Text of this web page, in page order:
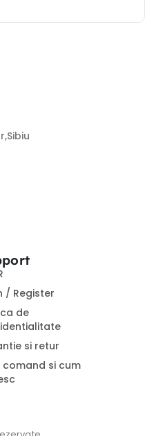
/ Register
de
si retur
comand si cum